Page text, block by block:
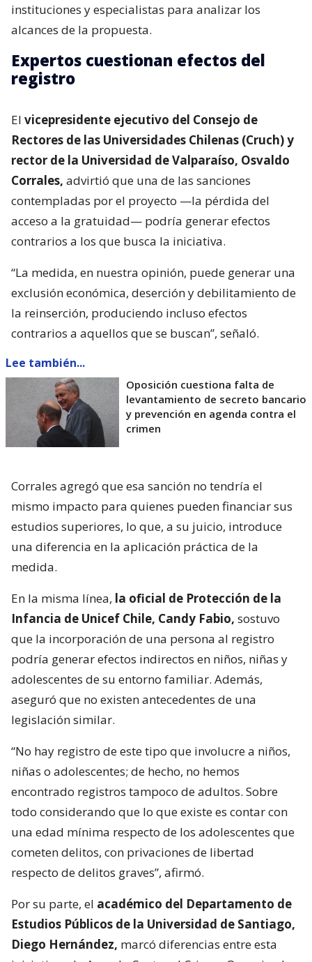
instituciones y especialistas para analizar los
alcances de la propuesta.
Expertos cuestionan efectos del
registro
El vicepresidente ejecutivo del Consejo de
Rectores de las Universidades Chilenas (Cruch) y
rector de la Universidad de Valparaíso, Osvaldo
Corrales, advirtió que una de las sanciones
contempladas por el proyecto —la pérdida del
acceso a la gratuidad— podría generar efectos
contrarios a los que busca la iniciativa.
“La medida, en nuestra opinión, puede generar una
exclusión económica, deserción y debilitamiento de
la reinserción, produciendo incluso efectos
contrarios a aquellos que se buscan”, señaló.
Lee también...
Oposición cuestiona falta de
levantamiento de secreto bancario
y prevención en agenda contra el
crimen
Corrales agregó que esa sanción no tendría el
mismo impacto para quienes pueden financiar sus
estudios superiores, lo que, a su juicio, introduce
una diferencia en la aplicación práctica de la
medida.
En la misma línea, la oficial de Protección de la
Infancia de Unicef Chile, Candy Fabio, sostuvo
que la incorporación de una persona al registro
podría generar efectos indirectos en niños, niñas y
adolescentes de su entorno familiar. Además,
aseguró que no existen antecedentes de una
legislación similar.
“No hay registro de este tipo que involucre a niños,
niñas o adolescentes; de hecho, no hemos
encontrado registros tampoco de adultos. Sobre
todo considerando que lo que existe es contar con
una edad mínima respecto de los adolescentes que
cometen delitos, con privaciones de libertad
respecto de delitos graves”, afirmó.
Por su parte, el académico del Departamento de
Estudios Públicos de la Universidad de Santiago,
Diego Hernández, marcó diferencias entre esta